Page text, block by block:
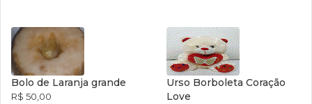
Bolo de Laranja grande
R$ 50,00
Urso Borboleta Coração
Love